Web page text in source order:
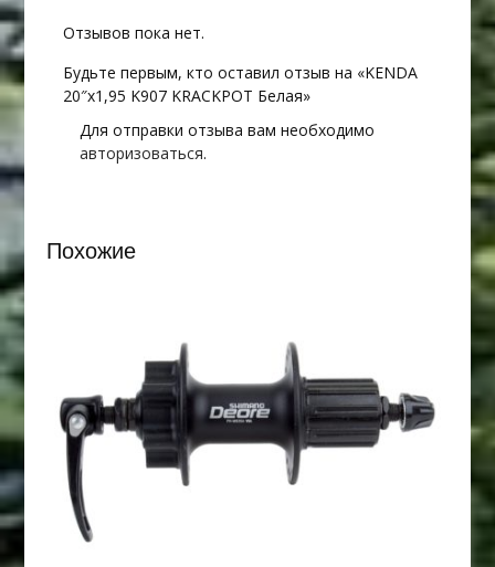
Отзывов пока нет.
Будьте первым, кто оставил отзыв на «KENDA
20″х1,95 K907 KRACKPOT Белая»
Для отправки отзыва вам необходимо
авторизоваться.
Похожие